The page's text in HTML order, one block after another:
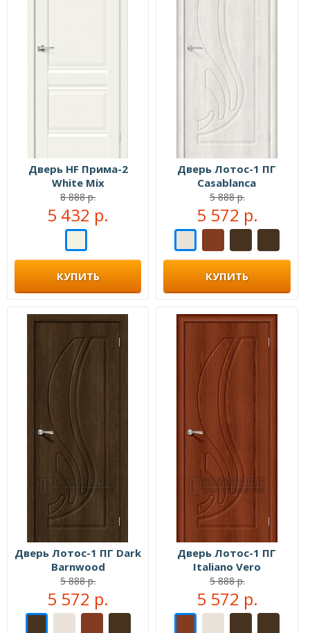
Дверь HF Прима-2
White Mix
8 888 р.
5 432 р.
КУПИТЬ
Дверь Лотос-1 ПГ
Casablanca
5 888 р.
5 572 р.
КУПИТЬ
Дверь Лотос-1 ПГ Dark
Barnwood
5 888 р.
5 572 р.
Дверь Лотос-1 ПГ
Italiano Vero
5 888 р.
5 572 р.